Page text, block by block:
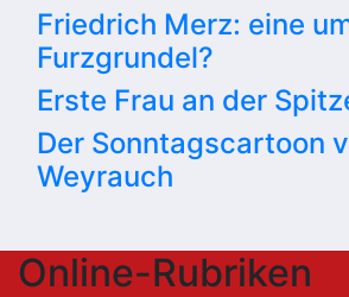
Friedrich Merz: eine
Furzgrundel?
Erste Frau an der
Der Sonntagscartoon
Weyrauch
Online-Rubriken